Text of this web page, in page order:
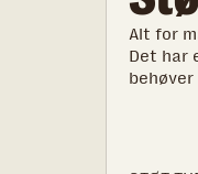
Alt for
Det har